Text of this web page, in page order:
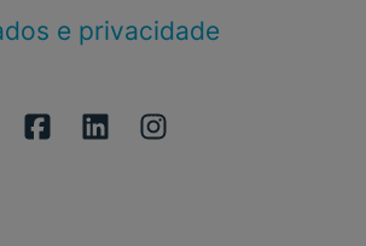
e privacidade